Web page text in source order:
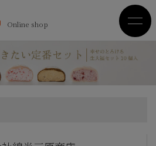
Online shop